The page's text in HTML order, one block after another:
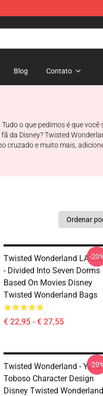
Blog Contato
o que pedimos é que
da Disney? Twisted
cruzado e muito mais,
Twisted Wonderland LA
- Divided Into Seven Dorms
Based On Movies Disney
Twisted Wonderland Bags
€ 22,95 - € 27,55
-
Twisted Wonderland - Yana
Toboso Character Design
Disney Twisted Wonderland
-